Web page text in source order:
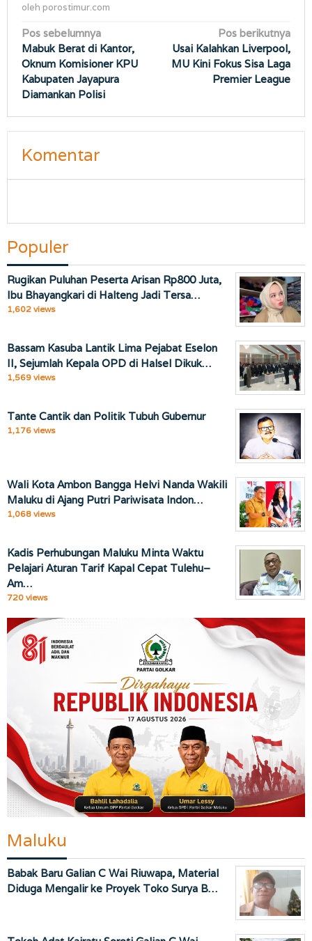
oleh porostimur.com
Navigasi
pos
Pos sebelumnya
Mabuk Berat di Kantor,
Oknum Komisioner KPU
Kabupaten Jayapura
Diamankan Polisi
Pos berikutnya
Usai Kalahkan Liverpool,
MU Kini Fokus Sisa Laga
Premier League
Komentar
Populer
Rugikan Puluhan Peserta Arisan Rp800 Juta,
Ibu Bhayangkari di Halteng Jadi Tersa…
1,602 views
Bassam Kasuba Lantik Lima Pejabat Eselon
II, Sejumlah Kepala OPD di Halsel Dikuk…
1,569 views
Tante Cantik dan Politik Tubuh Gubernur
1,176 views
Wali Kota Ambon Bangga Helvi Nanda Wakili
Maluku di Ajang Putri Pariwisata Indon…
1,068 views
Kadis Perhubungan Maluku Minta Waktu
Pelajari Aturan Tarif Kapal Cepat Tulehu–
Am…
720 views
Maluku
Babak Baru Galian C Wai Riuwapa, Material
Diduga Mengalir ke Proyek Toko Surya B…